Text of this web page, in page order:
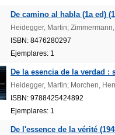
De camino al habla (1a ed)
Heidegger, Martin;
ISBN: 8476280297
Ejemplares: 1
De la esencia de la verdad :
Heidegger, Martin; Morchen,
ISBN: 9788425424892
Ejemplares: 1
De l'essence de la vérité